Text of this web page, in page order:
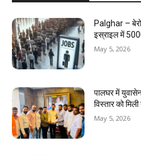
Palghar –
इस्राइल में
May 5, 2026
पालघर में
विस्तार को
May 5, 2026